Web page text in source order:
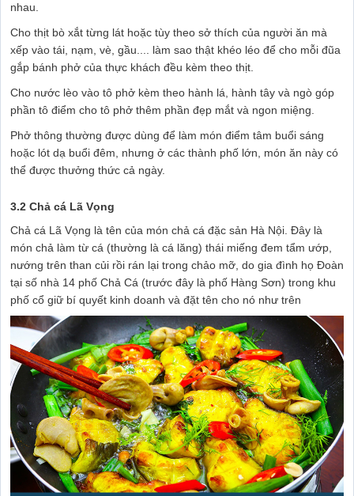
nhau.
Cho thịt bò xắt từng lát hoặc tùy theo sở thích của người ăn mà
xếp vào tái, nạm, vè, gầu.... làm sao thật khéo léo để cho mỗi đũa
gắp bánh phở của thực khách đều kèm theo thịt.
Cho nước lèo vào tô phở kèm theo hành lá, hành tây và ngò góp
phần tô điểm cho tô phở thêm phần đẹp mắt và ngon miệng.
Phở thông thường được dùng để làm món điểm tâm buổi sáng
hoặc lót dạ buổi đêm, nhưng ở các thành phố lớn, món ăn này có
thể được thưởng thức cả ngày.
3.2 Chả cá Lã Vọng
Chả cá Lã Vọng là tên của món chả cá đặc sản Hà Nội. Đây là
món chả làm từ cá (thường là cá lăng) thái miếng đem tẩm ướp,
nướng trên than củi rồi rán lại trong chảo mỡ, do gia đình họ Đoàn
tại số nhà 14 phố Chả Cá (trước đây là phố Hàng Sơn) trong khu
phố cổ giữ bí quyết kinh doanh và đặt tên cho nó như trên